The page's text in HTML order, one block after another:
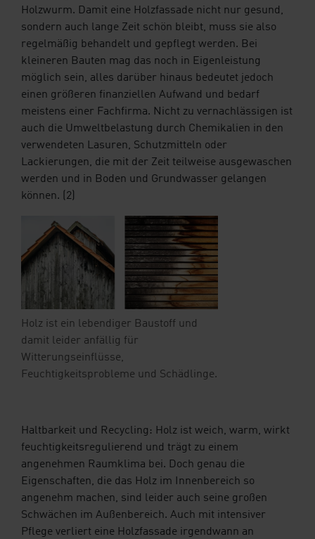
Holzwurm. Damit eine Holzfassade nicht nur gesund,
sondern auch lange Zeit schön bleibt, muss sie also
regelmäßig behandelt und gepflegt werden. Bei
kleineren Bauten mag das noch in Eigenleistung
möglich sein, alles darüber hinaus bedeutet jedoch
einen größeren finanziellen Aufwand und bedarf
meistens einer Fachfirma. Nicht zu vernachlässigen ist
auch die Umweltbelastung durch Chemikalien in den
verwendeten Lasuren, Schutzmitteln oder
Lackierungen, die mit der Zeit teilweise ausgewaschen
werden und in Boden und Grundwasser gelangen
können. (2)
Holz ist ein lebendiger Baustoff und
damit leider anfällig für
Witterungseinflüsse,
Feuchtigkeitsprobleme und Schädlinge.
Haltbarkeit und Recycling: Holz ist weich, warm, wirkt
feuchtigkeitsregulierend und trägt zu einem
angenehmen Raumklima bei. Doch genau die
Eigenschaften, die das Holz im Innenbereich so
angenehm machen, sind leider auch seine großen
Schwächen im Außenbereich. Auch mit intensiver
Pflege verliert eine Holzfassade irgendwann an